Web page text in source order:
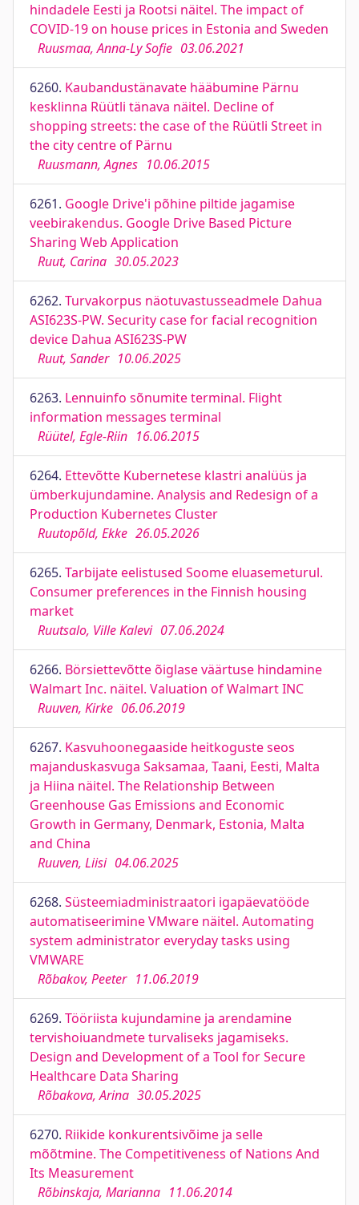
hindadele Eesti ja Rootsi näitel. The impact of
COVID-19 on house prices in Estonia and Sweden
Ruusmaa, Anna-Ly Sofie 03.06.2021
6260. Kaubandustänavate hääbumine Pärnu
kesklinna Rüütli tänava näitel. Decline of
shopping streets: the case of the Rüütli Street in
the city centre of Pärnu
Ruusmann, Agnes 10.06.2015
6261. Google Drive'i põhine piltide jagamise
veebirakendus. Google Drive Based Picture
Sharing Web Application
Ruut, Carina 30.05.2023
6262. Turvakorpus näotuvastusseadmele Dahua
ASI623S-PW. Security case for facial recognition
device Dahua ASI623S-PW
Ruut, Sander 10.06.2025
6263. Lennuinfo sõnumite terminal. Flight
information messages terminal
Rüütel, Egle-Riin 16.06.2015
6264. Ettevõtte Kubernetese klastri analüüs ja
ümberkujundamine. Analysis and Redesign of a
Production Kubernetes Cluster
Ruutopõld, Ekke 26.05.2026
6265. Tarbijate eelistused Soome eluasemeturul.
Consumer preferences in the Finnish housing
market
Ruutsalo, Ville Kalevi 07.06.2024
6266. Börsiettevõtte õiglase väärtuse hindamine
Walmart Inc. näitel. Valuation of Walmart INC
Ruuven, Kirke 06.06.2019
6267. Kasvuhoonegaaside heitkoguste seos
majanduskasvuga Saksamaa, Taani, Eesti, Malta
ja Hiina näitel. The Relationship Between
Greenhouse Gas Emissions and Economic
Growth in Germany, Denmark, Estonia, Malta
and China
Ruuven, Liisi 04.06.2025
6268. Süsteemiadministraatori igapäevatööde
automatiseerimine VMware näitel. Automating
system administrator everyday tasks using
VMWARE
Rõbakov, Peeter 11.06.2019
6269. Tööriista kujundamine ja arendamine
tervishoiuandmete turvaliseks jagamiseks.
Design and Development of a Tool for Secure
Healthcare Data Sharing
Rõbakova, Arina 30.05.2025
6270. Riikide konkurentsivõime ja selle
mõõtmine. The Competitiveness of Nations And
Its Measurement
Rõbinskaja, Marianna 11.06.2014